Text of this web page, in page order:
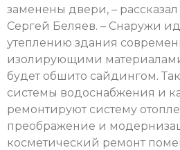
заменены двери, –
Сергей Беляев. – Снаружи
утеплению здания
изолирующими
будет обшито сайдингом.
системы водоснабжения и
ремонтируют систему
преображение и
косметический ремонт